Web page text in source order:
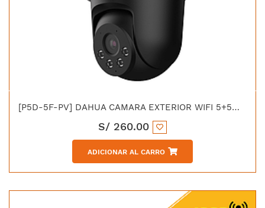
[P5D-5F-PV] DAHUA CAMARA EXTERIOR WIFI 5+5MP PICOO DUAL LENT
S/ 260.00
ADICIONAR AL CARRO